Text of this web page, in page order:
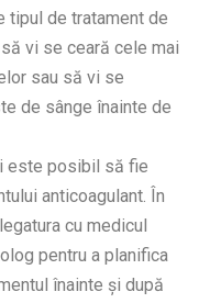
tipul de tratament de
vi se ceară cele mai
sau să vi se
de sânge înainte de
este posibil să fie
anticoagulant. În
cu medicul
pentru a planifica
înainte și după